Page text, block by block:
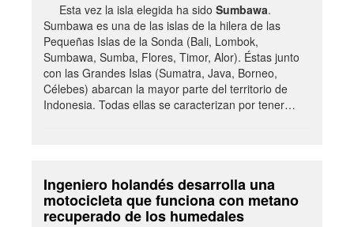
Esta vez la isla elegida ha sido Sumbawa.
Sumbawa es una de las islas de la hilera de las
Pequeñas Islas de la Sonda (Bali, Lombok,
Sumbawa, Sumba, Flores, Timor, Alor). Éstas junto
con las Grandes Islas (Sumatra, Java, Borneo,
Célebes) abarcan la mayor parte del territorio de
Indonesia. Todas ellas se caracterizan por tener…
Ingeniero holandés desarrolla una
motocicleta que funciona con metano
recuperado de los humedales